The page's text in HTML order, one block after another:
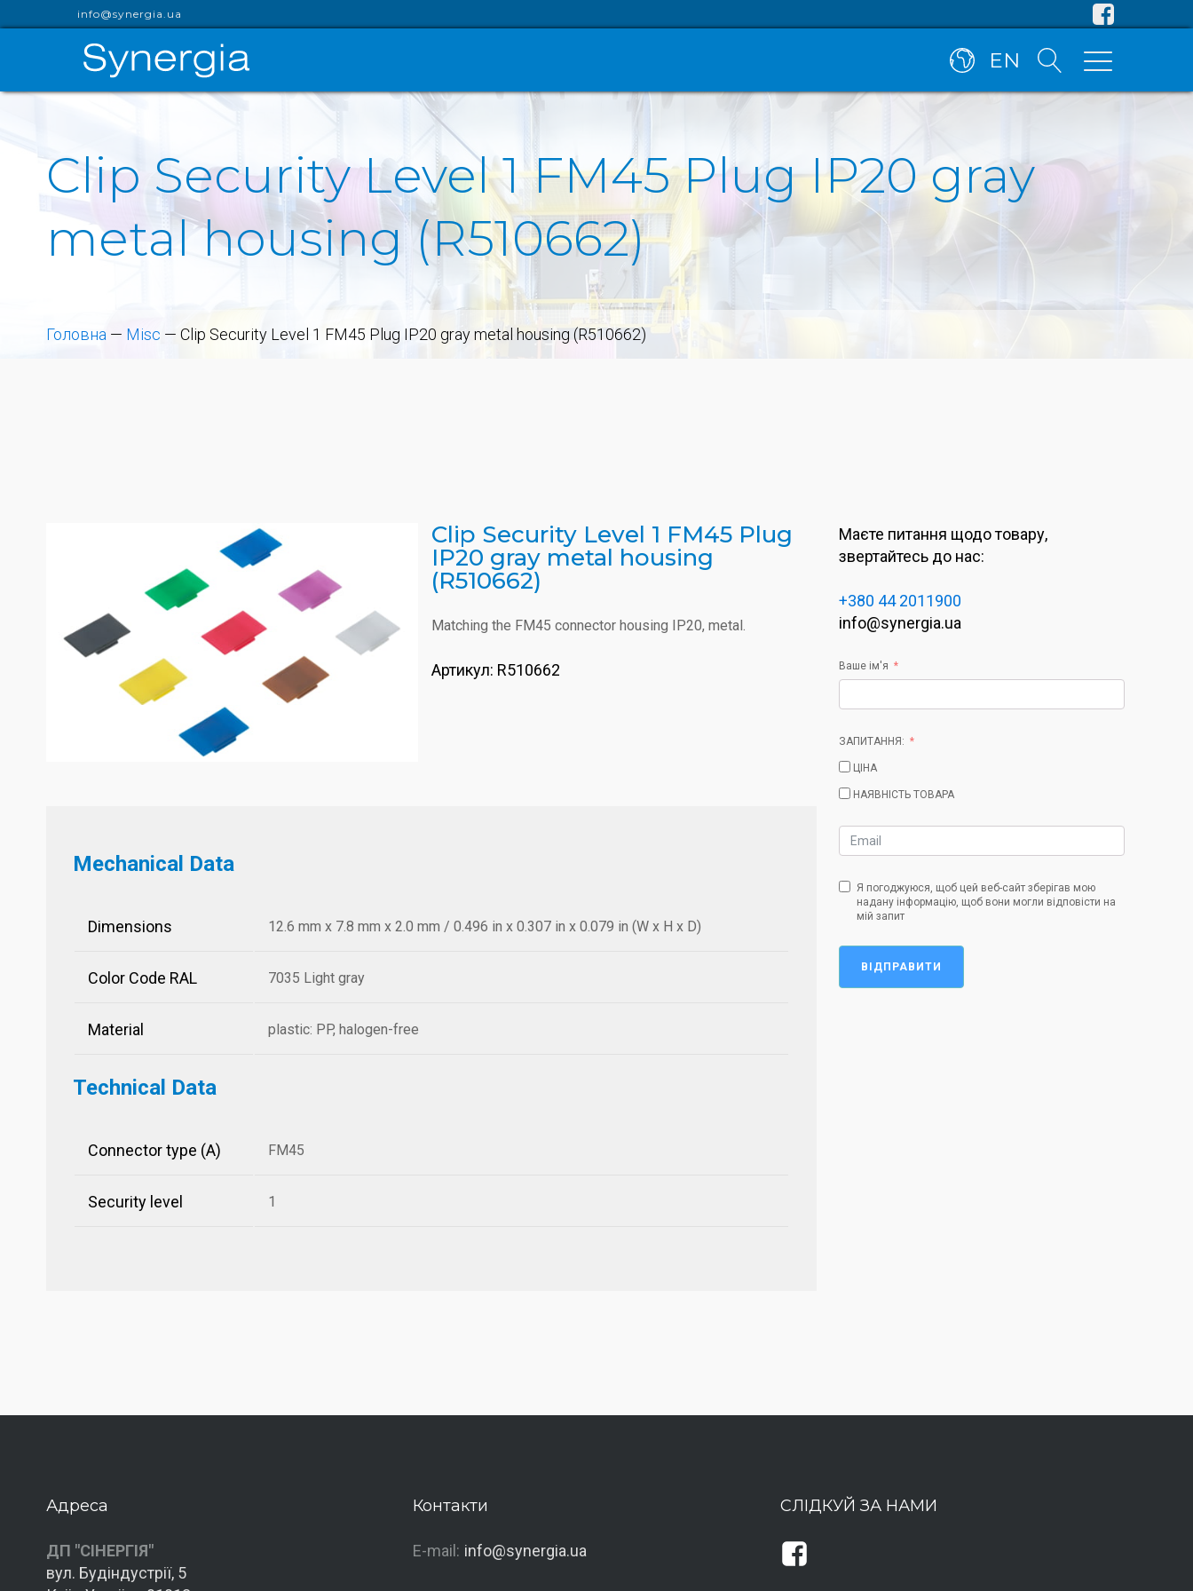
info@synergia.ua
EN
Clip Security Level 1 FM45 Plug IP20 gray
metal housing (R510662)
Головна — Misc — Clip Security Level 1 FM45 Plug IP20 gray metal housing (R510662)
Clip Security Level 1 FM45 Plug
IP20 gray metal housing
(R510662)
Matching the FM45 connector housing IP20, metal.
Артикул: R510662
Mechanical Data
Dimensions 12.6 mm x 7.8 mm x 2.0 mm / 0.496 in x 0.307 in x 0.079 in (W x H x D)
Color Code RAL 7035 Light gray
Material plastic: PP, halogen-free
Technical Data
Connector type (A) FM45
Security level 1
Маєте питання щодо товару,
звертайтесь до нас:
+380 44 2011900
info@synergia.ua
Ваше ім'я
ЗАПИТАННЯ:
ЦІНА
НАЯВНІСТЬ ТОВАРА
Я погоджуюся, щоб цей веб-сайт зберігав мою
надану інформацію, щоб вони могли відповісти на
мій запит
ВІДПРАВИТИ
Адреса
ДП "СІНЕРГІЯ"
вул. Будіндустрії, 5
Контакти
E-mail: info@synergia.ua
СЛІДКУЙ ЗА НАМИ